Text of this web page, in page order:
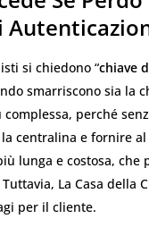
si chiedono “chiave
smarriscono sia la
perché
centralina e fornire
lunga e costosa,
La Casa della
per il cliente.